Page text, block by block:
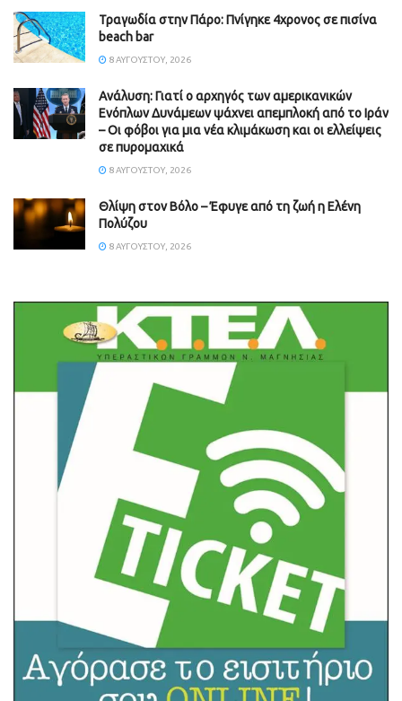
Τραγωδία στην Πάρο: Πνίγηκε 4χρονος σε πισίνα
beach bar
8 ΑΥΓΟΎΣΤΟΥ, 2026
Ανάλυση: Γιατί ο αρχηγός των αμερικανικών
Ενόπλων Δυνάμεων ψάχνει απεμπλοκή από το Ιράν
– Οι φόβοι για μια νέα κλιμάκωση και οι ελλείψεις
σε πυρομαχικά
8 ΑΥΓΟΎΣΤΟΥ, 2026
Θλίψη στον Βόλο – Έφυγε από τη ζωή η Ελένη
Πολύζου
8 ΑΥΓΟΎΣΤΟΥ, 2026